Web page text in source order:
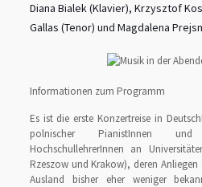
Diana Bialek (Klavier), Krzysztof
Gallas (Tenor) und Magdalena
Informationen zum Programm
Es ist die erste Konzertreise in
polnischer PianistInnen
HochschullehrerInnen an
Rzeszow und Krakow), deren
Ausland bisher eher weniger